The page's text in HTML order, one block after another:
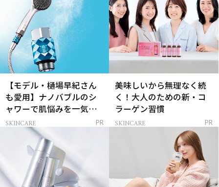
【モデル・樋場早紀さん
も愛用】ナノバブルのシ
ャワーで肌悩みを一気に
解決
SKINCARE PR
美味しいから無理なく続
く！大人のための新・コ
ラーゲン習慣
SKINCARE PR